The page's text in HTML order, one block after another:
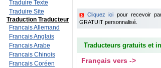
Traduire Texte
Traduire Site
Traduction Traducteur
Francais Allemand
Francais Anglais
Francais Arabe
Francais Chinois
Francais Coréen
Cliquez ici pour recevoir
GRATUIT personnalisé.
Traducteurs gratuits et
Français vers ->